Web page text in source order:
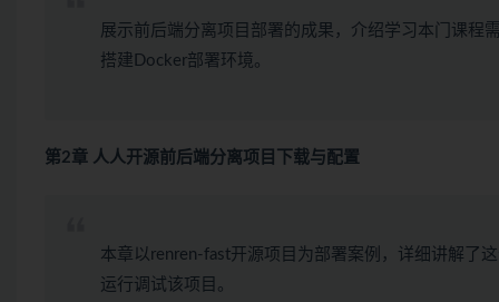
展示前后端分离项目部署的成果，介绍学习本门课程
搭建Docker部署环境。
第2章 人人开源前后端分离项目下载与配置
本章以renren-fast开源项目为部署案例，详细讲解了
运行调试该项目。